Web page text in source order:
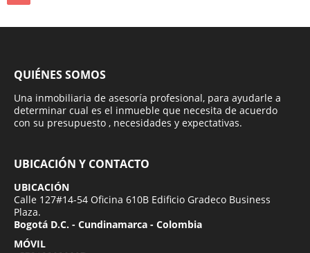
QUIÉNES SOMOS
Una inmobiliaria de asesoría profesional, para ayudarle a
determinar cual es el inmueble que necesita de acuerdo
con su presupuesto , necesidades y expectativas.
UBICACIÓN Y CONTACTO
UBICACIÓN
Calle 127#14-54 Oficina 610B Edificio Gradeco Business
Plaza.
Bogotá D.C. - Cundinamarca - Colombia